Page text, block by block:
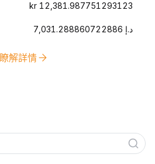
kr 12,381.987751293123
د.إ 7,031.288860722886
瞭解詳情